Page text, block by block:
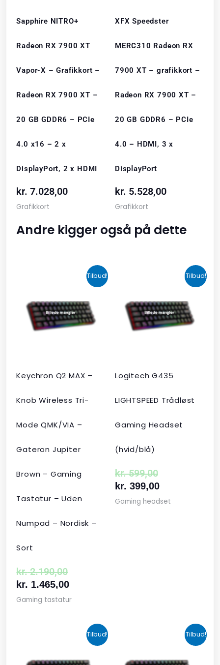
Sapphire NITRO+
Radeon RX 7900 XT
Vapor-X – Grafikkort –
Radeon RX 7900 XT –
20 GB GDDR6 – PCIe
4.0 x16 – 2 x
DisplayPort, 2 x HDMI
kr. 7.028,00
Grafikkort
XFX Speedster
MERC310 Radeon RX
7900 XT – grafikkort –
Radeon RX 7900 XT –
20 GB GDDR6 – PCIe
4.0 – HDMI, 3 x
DisplayPort
kr. 5.528,00
Grafikkort
Andre kigger også på dette
Tilbud!
Keychron Q2 MAX –
Knob Wireless Tri-
Mode QMK/VIA –
Gateron Jupiter
Brown – Gaming
Tastatur – Uden
Numpad – Nordisk –
Sort
kr.2.190,00
oprindelige
pris
var:
kr. 2.190,00.
kr. 1.465,00
Den
aktuelle
pris
er:
kr. 1.465,00.
Gaming tastatur
Tilbud!
Logitech G435
LIGHTSPEED Trådløst
Gaming Headset
(hvid/blå)
kr.599,00
oprindelige
pris
var:
kr. 599,00.
kr. 399,00
aktuelle
pris
er:
kr. 399,00.
Gaming headset
Tilbud!
oprindelige
pris
aktuelle
pris
Tilbud!
oprindelige
pris
aktuelle
pris